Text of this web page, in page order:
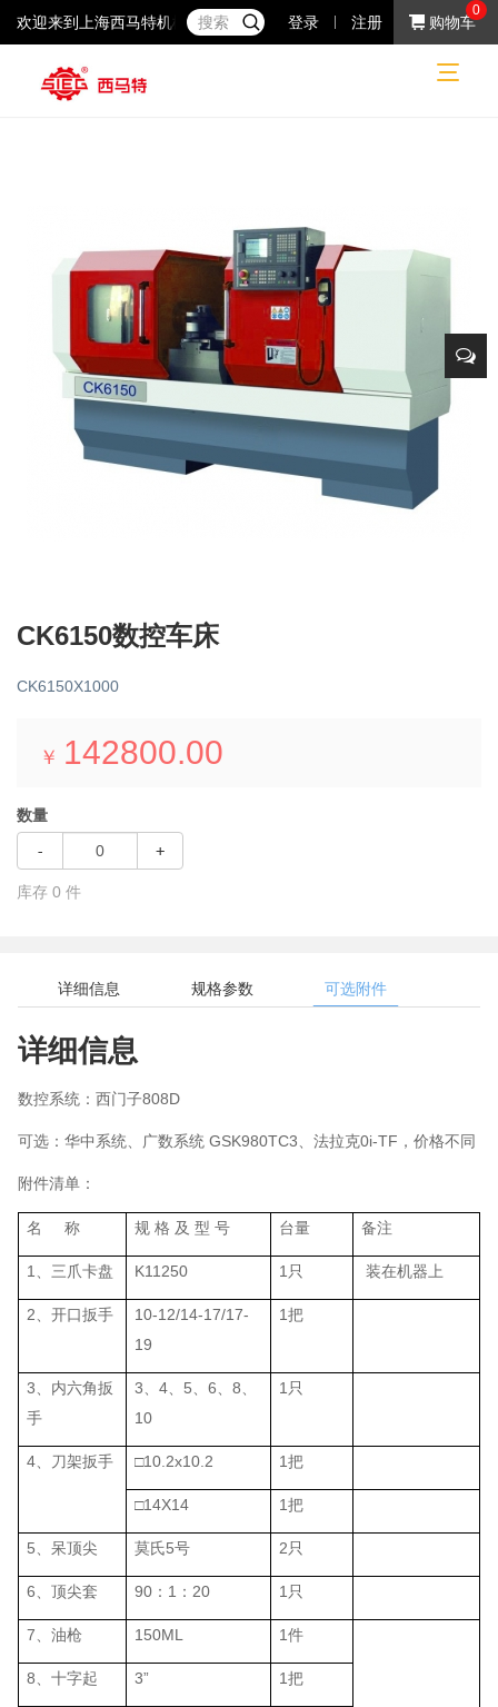
欢迎来到上海西马特机械制造有限公司！37年专注于小机床产品的研
登录 注册 购物车
0
数控机床
网站首页 数控机床
CK6150数控车床
CK6150X1000
￥ 142800.00
数量
-
+
库存 0 件
详细信息 规格参数 可选附件
详细信息
数控系统：西门子808D
可选：华中系统、广数系统 GSK980TC3、法拉克0i-TF，价格不同
附件清单：
名 称 规 格 及 型 号 台量 备注
1、三爪卡盘 K11250 1只 装在机器上
2、开口扳手
10-12/14-17/17-
19
1把
3、内六角扳
手
3、4、5、6、8、
10
1只
4、刀架扳手 □10.2x10.2 1把
□14X14 1把
5、呆顶尖 莫氏5号 2只
6、顶尖套 90：1：20 1只
7、油枪 150ML 1件
8、十字起 3” 1把